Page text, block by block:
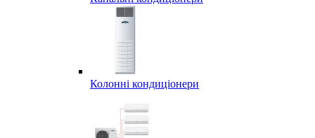
Колонні кондиціонери